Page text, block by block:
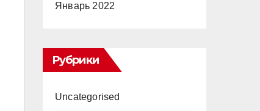
Январь 2022
Рубрики
Uncategorised